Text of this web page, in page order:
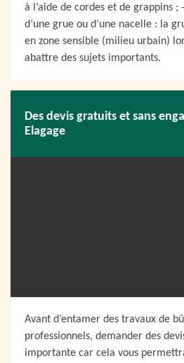
à l’aide de cordes et de grappins ;
d’une grue ou d’une nacelle : la
en zone sensible (milieu urbain)
abattre des sujets importants.
Des devis gratuits et sans
Elagage
Avant d’entamer des travaux de
professionnels, demander des
importante car cela vous